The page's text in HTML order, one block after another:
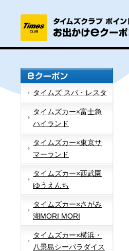
タイムズ スパ・レスタ
タイムズカー×富士急
ハイランド
タイムズカー×東京サ
マーランド
タイムズカー×西武園
ゆうえんち
タイムズカー×さがみ
湖MORI MORI
タイムズカー×横浜・
八景島シーパラダイス